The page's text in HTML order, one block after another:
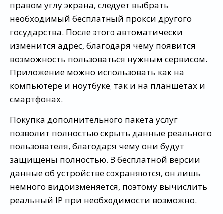
правом углу экрана, следует выбрать
необходимый бесплатный прокси другого
государства. После этого автоматически
изменится адрес, благодаря чему появится
возможность пользоваться нужным сервисом.
Приложение можно использовать как на
компьютере и ноутбуке, так и на планшетах и
смартфонах.
Покупка дополнительного пакета услуг
позволит полностью скрыть данные реального
пользователя, благодаря чему они будут
защищены полностью. В бесплатной версии
данные об устройстве сохраняются, он лишь
немного видоизменяется, поэтому вычислить
реальный IP при необходимости возможно.